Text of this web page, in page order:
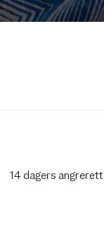
14 dagers angrerett